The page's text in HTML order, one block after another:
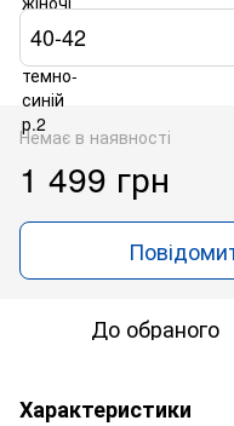
40-42
Немає в наявності
1 499 грн
До обраного
Характеристики